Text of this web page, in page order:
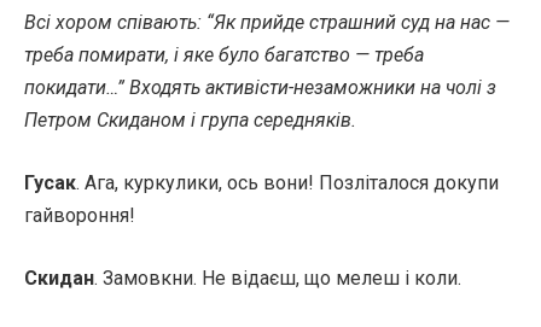
Всі хором співають: “Як прийде страшний суд на нас —
треба помирати, і яке було багатство — треба
покидати…” Входять активісти-незаможники на чолі з
Петром Скиданом і група середняків.
Гусак. Ага, куркулики, ось вони! Позліталося докупи
гайвороння!
Скидан. Замовкни. Не відаєш, що мелеш і коли.